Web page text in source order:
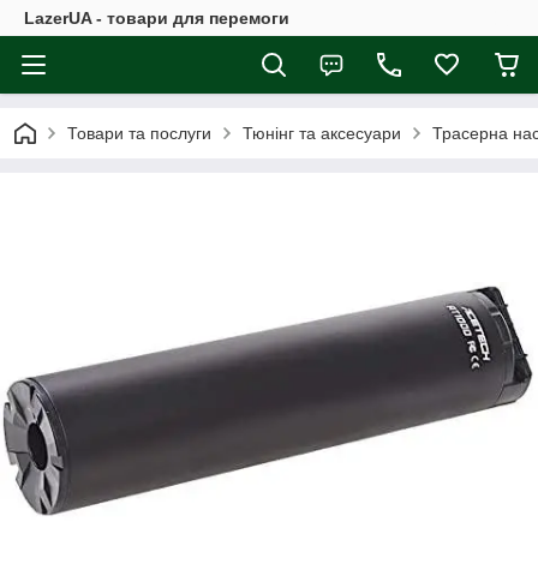
LazerUA - товари для перемоги
Товари та послуги Тюнінг та аксесуари Трасерна